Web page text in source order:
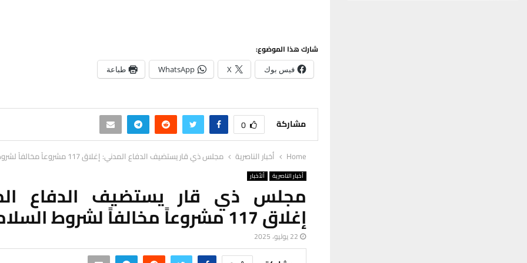
شارك هذا الموضوع:
فيس بوك X
WhatsApp طباعة
مشاركة 0
Home أخبار الناصرية مجلس ذي قار يستضيف الدفاع المدني: إغلاق 117 مشروعاً مخالفاً لشروط السلامة
أخبار الناصرية ألأخبار
مجلس ذي قار يستضيف الدفاع
إغلاق 117 مشروعاً مخالفاً لشروط السلامة
22 يوليو، 2025